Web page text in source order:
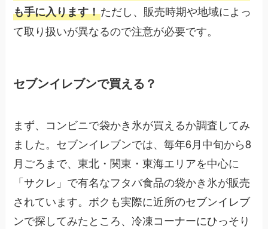
も手に入ります！ただし、販売時期や地域によっ
て取り扱いが異なるので注意が必要です。
セブンイレブンで買える？
まず、コンビニで袋かき氷が買えるか調査してみ
ました。セブンイレブンでは、毎年6月中旬から8
月ごろまで、東北・関東・東海エリアを中心に
「サクレ」で有名なフタバ食品の袋かき氷が販売
されています。ボクも実際に近所のセブンイレブ
ンで探してみたところ、冷凍コーナーにひっそり